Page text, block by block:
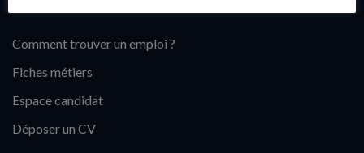
Comment trouver un emploi ?
Fiches métiers
Espace candidat
Déposer un CV